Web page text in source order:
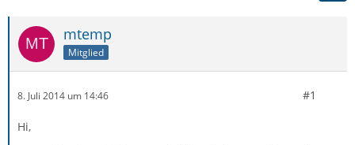
mtemp
Mitglied
8. Juli 2014 um 14:46 #1
Hi,